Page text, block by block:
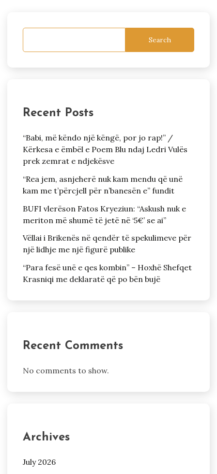
Search
Recent Posts
“Babi, më këndo një këngë, por jo rap!” /
Kërkesa e ëmbël e Poem Blu ndaj Ledri Vulës
prek zemrat e ndjekësve
“Rea jem, asnjeherë nuk kam mendu që unë
kam me t’përcjell për n’banesën e” fundit
BUFI vlerëson Fatos Kryeziun: “Askush nuk e
meriton më shumë të jetë në ‘5€’ se ai”
Vëllai i Brikenës në qendër të spekulimeve për
një lidhje me një figurë publike
“Para fesë unë e qes kombin” – Hoxhë Shefqet
Krasniqi me deklaratë që po bën bujë
Recent Comments
No comments to show.
Archives
July 2026